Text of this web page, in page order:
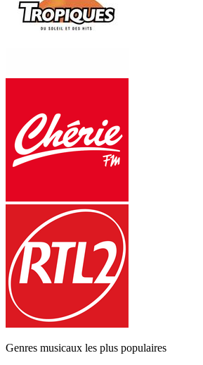
Genres musicaux les plus populaires